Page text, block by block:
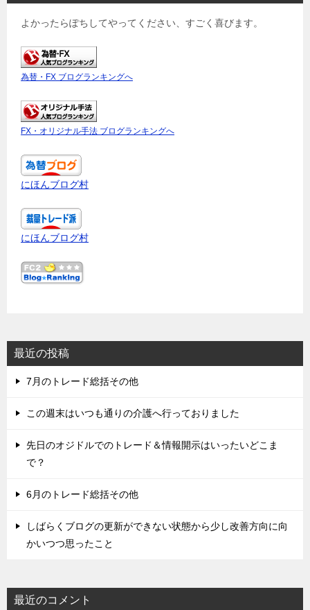
よかったらぽちしてやってください、すごく喜びます。
為替・FX ブログランキングへ
FX・オリジナル手法 ブログランキングへ
にほんブログ村
にほんブログ村
最近の投稿
7月のトレード総括その他
この週末はいつも通りの介護へ行っておりました
先日のオジドルでのトレード＆情報開示はいったいどこま
で？
6月のトレード総括その他
しばらくブログの更新ができない状態から少し改善方向に向
かいつつ思ったこと
最近のコメント